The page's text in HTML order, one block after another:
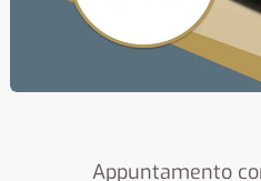
Appuntamento